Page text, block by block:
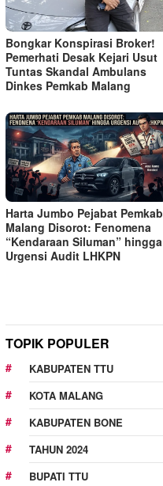
Bongkar Konspirasi Broker!
Pemerhati Desak Kejari Usut
Tuntas Skandal Ambulans
Dinkes Pemkab Malang
Harta Jumbo Pejabat Pemkab
Malang Disorot: Fenomena
“Kendaraan Siluman” hingga
Urgensi Audit LHKPN
TOPIK POPULER
KABUPATEN TTU
KOTA MALANG
KABUPATEN BONE
TAHUN 2024
BUPATI TTU